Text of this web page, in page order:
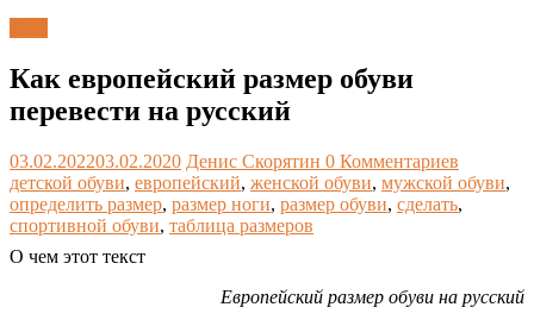
Как европейский размер обуви
перевести на русский
03.02.202203.02.2020 Денис Скорятин 0 Комментариев
детской обуви, европейский, женской обуви, мужской обуви,
определить размер, размер ноги, размер обуви, сделать,
спортивной обуви, таблица размеров
О чем этот текст
Европейский размер обуви на русский